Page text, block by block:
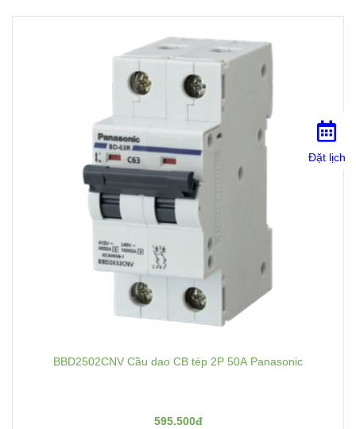
BBD2502CNV Cầu dao CB tép 2P 50A Panasonic
595.500đ
Đặt lịch